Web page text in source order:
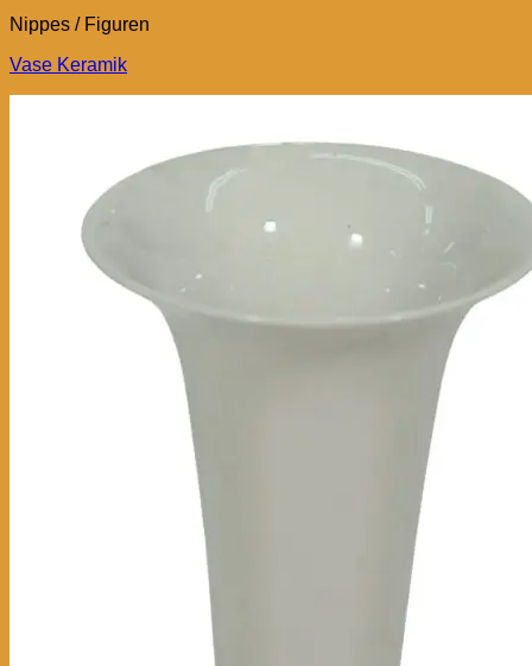
Nippes / Figuren
Vase Keramik